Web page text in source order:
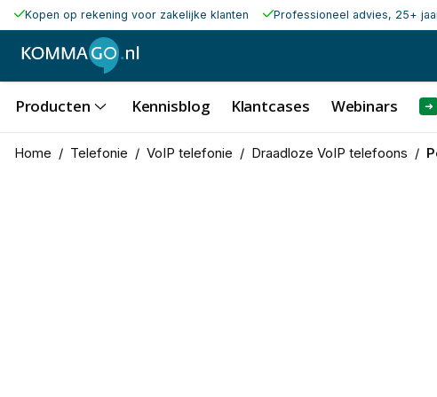
Kopen op rekening voor zakelijke klanten Professioneel advies, 25+
Producten Kennisblog Klantcases Webinars ➜
Home / Telefonie / VoIP telefonie / Draadloze VoIP telefoons /